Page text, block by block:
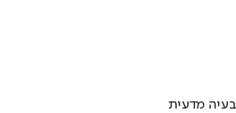
מדעית